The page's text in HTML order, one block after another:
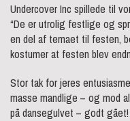
Undercover Inc spillede til
“De er utrolig festlige og
en del af temaet til festen,
kostumer at festen blev
Stor tak for jeres
masse mandlige – og mod
på dansegulvet – godt gået!